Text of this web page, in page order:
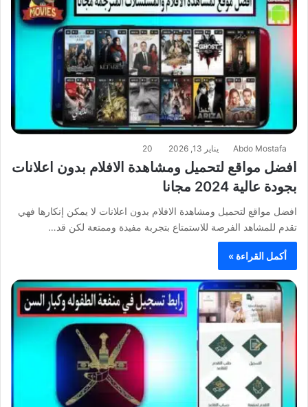
Abdo Mostafa يناير 13, 2026 20
افضل مواقع لتحميل ومشاهدة الافلام بدون اعلانات
بجودة عالية 2024 مجانا
افضل مواقع لتحميل ومشاهدة الافلام بدون اعلانات لا يمكن إنكارها فهي
تقدم للمشاهد الفرصة للاستمتاع بتجربة مفيدة وممتعة لكن قد…
أكمل القراءة »